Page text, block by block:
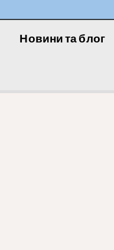
Новини та блог